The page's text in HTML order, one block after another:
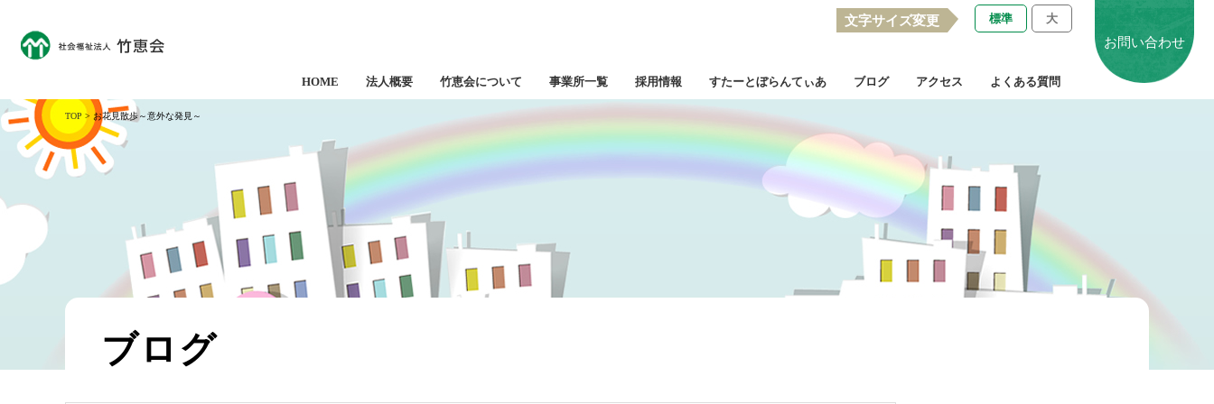
文字サイズ変更 標準 大
HOME 法人概要 竹恵会について 事業所一覧 採用情報 すたーとぼらんてぃあ ブログ アクセス よくある質問
お問い合わせ
TOP > お花見散歩～意外な発見～
ブログ